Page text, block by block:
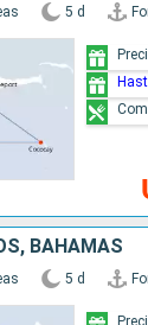
5 d
BAHAMAS
5 d